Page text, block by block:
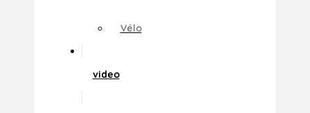
Vélo
video